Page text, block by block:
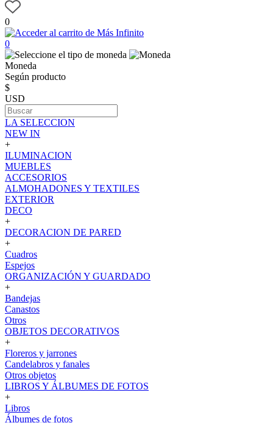
0
0
Moneda
Según producto
$
USD
LA SELECCION
NEW IN
+
ILUMINACION
MUEBLES
ACCESORIOS
ALMOHADONES Y TEXTILES
EXTERIOR
DECO
+
DECORACION DE PARED
+
Cuadros
Espejos
ORGANIZACIÓN Y GUARDADO
+
Bandejas
Canastos
Otros
OBJETOS DECORATIVOS
+
Floreros y jarrones
Candelabros y fanales
Otros objetos
LIBROS Y ÁLBUMES DE FOTOS
+
Libros
Álbumes de fotos